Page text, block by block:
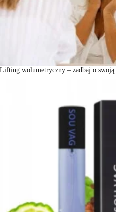
Lifting wolumetryczny – zadbaj o swoją